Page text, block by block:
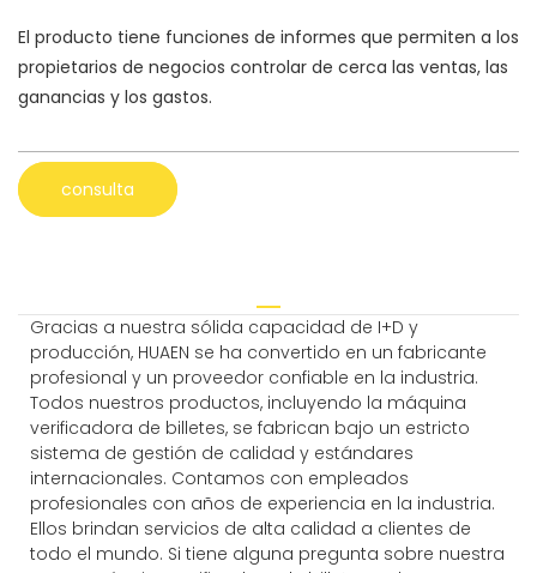
El producto tiene funciones de informes que permiten a los
propietarios de negocios controlar de cerca las ventas, las
ganancias y los gastos.
consulta
Gracias a nuestra sólida capacidad de I+D y
producción, HUAEN se ha convertido en un fabricante
profesional y un proveedor confiable en la industria.
Todos nuestros productos, incluyendo la máquina
verificadora de billetes, se fabrican bajo un estricto
sistema de gestión de calidad y estándares
internacionales. Contamos con empleados
profesionales con años de experiencia en la industria.
Ellos brindan servicios de alta calidad a clientes de
todo el mundo. Si tiene alguna pregunta sobre nuestra